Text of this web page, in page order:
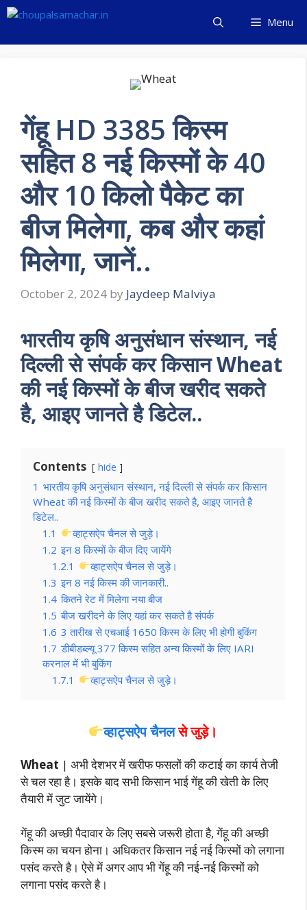
Skip
content
Menu
गेंहू HD 3385 किस्म
सहित 8 नई किस्मों के 40
और 10 किलो पैकेट का
बीज मिलेगा, कब और कहां
मिलेगा, जानें..
October 2, 2024 by Jaydeep Malviya
भारतीय कृषि अनुसंधान संस्थान, नई
दिल्ली से संपर्क कर किसान Wheat
की नई किस्मों के बीज खरीद सकते
है, आइए जानते है डिटेल..
Contents hide
1 भारतीय कृषि अनुसंधान संस्थान, नई दिल्ली से संपर्क कर किसान
Wheat की नई किस्मों के बीज खरीद सकते है, आइए जानते है
डिटेल..
1.1
व्हाट्सऐप चैनल से जुड़े।
1.2 इन 8 किस्मों के बीज दिए जायेंगे
1.2.1
व्हाट्सऐप चैनल से जुड़े।
1.3 इन 8 नई किस्म की जानकारी..
1.4 कितने रेट में मिलेगा नया बीज
1.5 बीज खरीदने के लिए यहां कर सकते है संपर्क
1.6 3 तारीख से एचआई 1650 किस्म के लिए भी होगी बुकिंग
1.7 डीबीडब्ल्यू 377 किस्म सहित अन्य किस्मों के लिए IARI
करनाल में भी बुकिंग
1.7.1
व्हाट्सऐप चैनल से जुड़े।
व्हाट्सऐप चैनलसे जुड़े।
Wheat | अभी देशभर में खरीफ फसलों की कटाई का कार्य तेजी
से चल रहा है। इसके बाद सभी किसान भाई गेंहू की खेती के लिए
तैयारी में जुट जायेंगे।
गेंहू की अच्छी पैदावार के लिए सबसे जरूरी होता है, गेंहू की अच्छी
किस्म का चयन होना। अधिकतर किसान नई नई किस्मों को लगाना
पसंद करते है। ऐसे में अगर आप भी गेंहू की नई-नई किस्मों को
लगाना पसंद करते है।